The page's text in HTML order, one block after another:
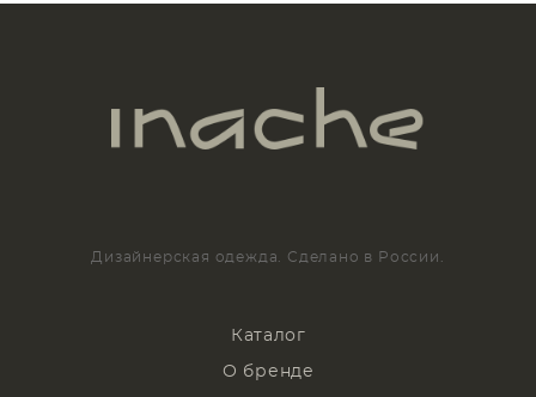
Дизайнерская одежда. Сделано в России.
Каталог
О бренде